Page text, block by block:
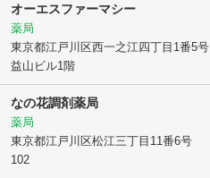
オーエスファーマシー
薬局
東京都江戸川区西一之江四丁目1番5号
益山ビル1階
なの花調剤薬局
薬局
東京都江戸川区松江三丁目11番6号
102